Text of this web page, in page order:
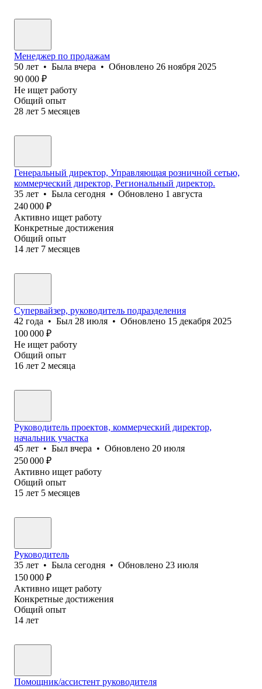
Менеджер по продажам
50 лет • Была вчера • Обновлено 26 ноября 2025
90 000 ₽
Не ищет работу
Общий опыт
28 лет 5 месяцев
Генеральный директор, Управляющая розничной сетью,
коммерческий директор, Региональный директор.
35 лет • Была сегодня • Обновлено 1 августа
240 000 ₽
Активно ищет работу
Конкретные достижения
Общий опыт
14 лет 7 месяцев
Супервайзер, руководитель подразделения
42 года • Был 28 июля • Обновлено 15 декабря 2025
100 000 ₽
Не ищет работу
Общий опыт
16 лет 2 месяца
Руководитель проектов, коммерческий директор,
начальник участка
45 лет • Был вчера • Обновлено 20 июля
250 000 ₽
Активно ищет работу
Общий опыт
15 лет 5 месяцев
Руководитель
35 лет • Была сегодня • Обновлено 23 июля
150 000 ₽
Активно ищет работу
Конкретные достижения
Общий опыт
14 лет
Помощник/ассистент руководителя